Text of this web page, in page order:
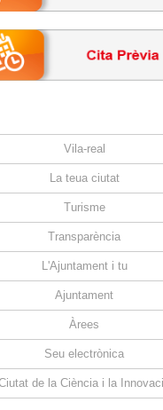
Vila-real
La teua ciutat
Turisme
Transparència
L'Ajuntament i tu
Ajuntament
Àrees
Seu electrònica
de la Ciència i la